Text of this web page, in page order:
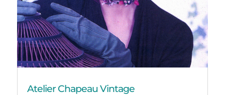
Atelier Chapeau Vintage